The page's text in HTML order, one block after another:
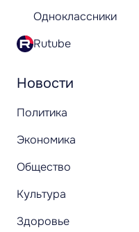
Новости
Политика
Экономика
Общество
Культура
Здоровье
Одноклассники
Rutube